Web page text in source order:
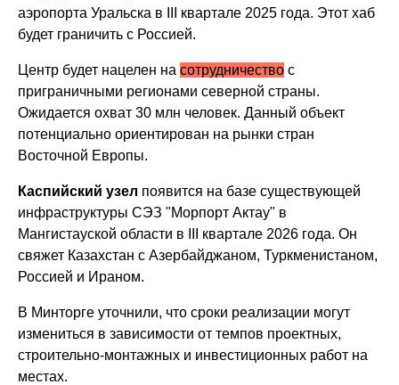
аэропорта Уральска в III квартале 2025 года. Этот хаб
будет граничить с Россией.
Центр будет нацелен насотрудничество с
приграничными регионами северной страны.
Ожидается охват 30 млн человек. Данный объект
потенциально ориентирован на рынки стран
Восточной Европы.
Каспийский узел появится на базе существующей
инфраструктуры СЭЗ "Морпорт Актау" в
Мангистауской области в III квартале 2026 года. Он
свяжет Казахстан с Азербайджаном, Туркменистаном,
Россией и Ираном.
В Минторге уточнили, что сроки реализации могут
измениться в зависимости от темпов проектных,
строительно-монтажных и инвестиционных работ на
местах.